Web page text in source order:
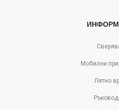
Мобилни
Лятно